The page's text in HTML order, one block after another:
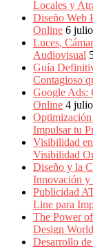
Periódicos
Producción
Gráfica
Colombia.
Locales y
Diseño Web
Online 6
Luces,
Audiovisual
Guía
Contagioso
Google Ads:
Online 4
Optimización
Impulsar tu
Visibilidad
Visibilidad
Diseño y la
Innovación y
Publicidad
Line para
The Power
Design
Desarrollo